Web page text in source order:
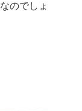
のでしょ